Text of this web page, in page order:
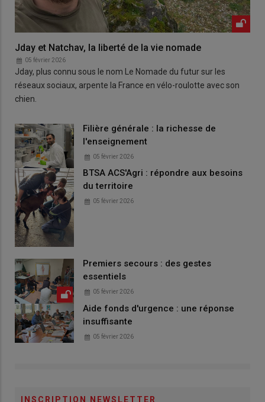
Jday et Natchav, la liberté de la vie nomade
05 février 2026
Jday, plus connu sous le nom Le Nomade du futur sur les
réseaux sociaux, arpente la France en vélo-roulotte avec son
chien.
Filière générale : la richesse de
l'enseignement
05 février 2026
BTSA ACS'Agri : répondre aux besoins
du territoire
05 février 2026
Premiers secours : des gestes
essentiels
05 février 2026
Aide fonds d'urgence : une réponse
insuffisante
05 février 2026
INSCRIPTION NEWSLETTER